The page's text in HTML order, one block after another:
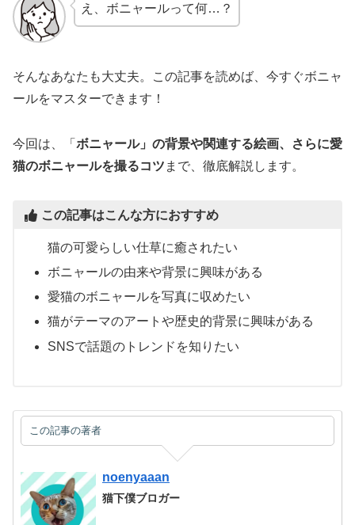
え、ボニャールって何…？
そんなあなたも大丈夫。この記事を読めば、今すぐボニャ
ールをマスターできます！
今回は、「 ボニャール」の背景や関連する絵画、さらに愛
猫のボニャールを撮るコツ まで、徹底解説します。
この記事はこんな方におすすめ
猫の可愛らしい仕草に癒されたい
ボニャールの由来や背景に興味がある
愛猫のボニャールを写真に収めたい
猫がテーマのアートや歴史的背景に興味がある
SNSで話題のトレンドを知りたい
この記事の著者
noenyaaan
猫下僕ブロガー